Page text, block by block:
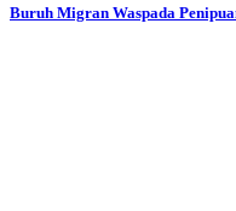
Buruh Migran Waspada